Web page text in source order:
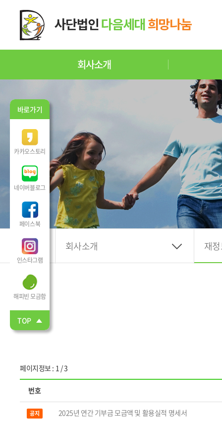
회사소개
회사소개 재
페이지정보 : 1 / 3
번호
공지 2025년 연간 기부금 모금액 및 활용실적 명세서
바로가기
카카오스토리
네이버블로그
페이스북
인스타그램
해피빈 모금함
TOP